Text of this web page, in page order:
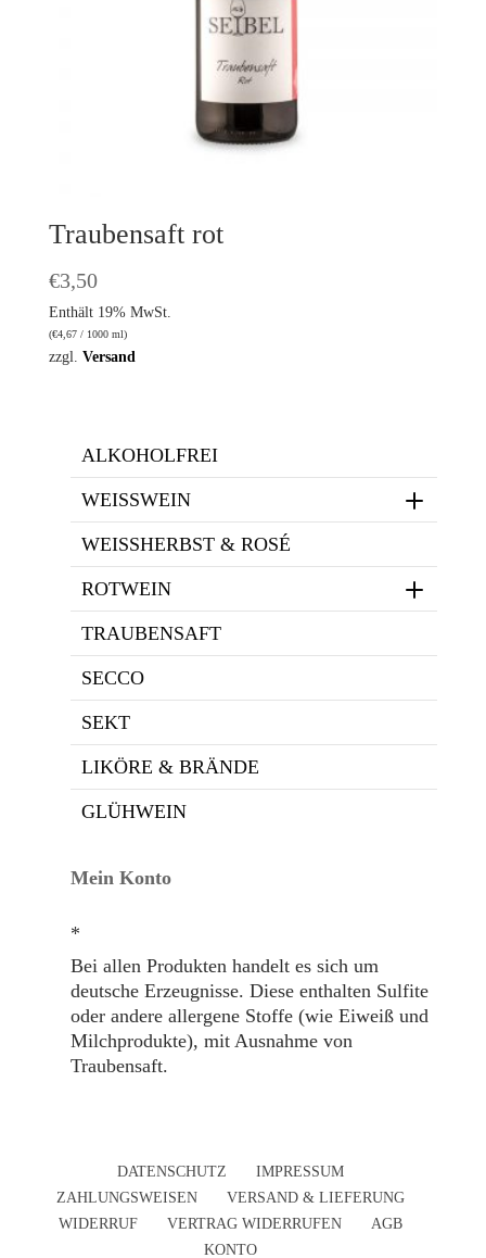
Traubensaft rot
€3,50
Enthält 19% MwSt.
(€4,67/ 1000 ml)
zzgl. Versand
ALKOHOLFREI
WEISSWEIN
WEISSHERBST & ROSÉ
ROTWEIN
TRAUBENSAFT
SECCO
SEKT
LIKÖRE & BRÄNDE
GLÜHWEIN
Mein Konto
*
Bei allen Produkten handelt es sich um
deutsche Erzeugnisse. Diese enthalten Sulfite
oder andere allergene Stoffe (wie Eiweiß und
Milchprodukte), mit Ausnahme von
Traubensaft.
DATENSCHUTZ
IMPRESSUM
ZAHLUNGSWEISEN
VERSAND & LIEFERUNG
WIDERRUF
VERTRAG WIDERRUFEN
AGB
KONTO